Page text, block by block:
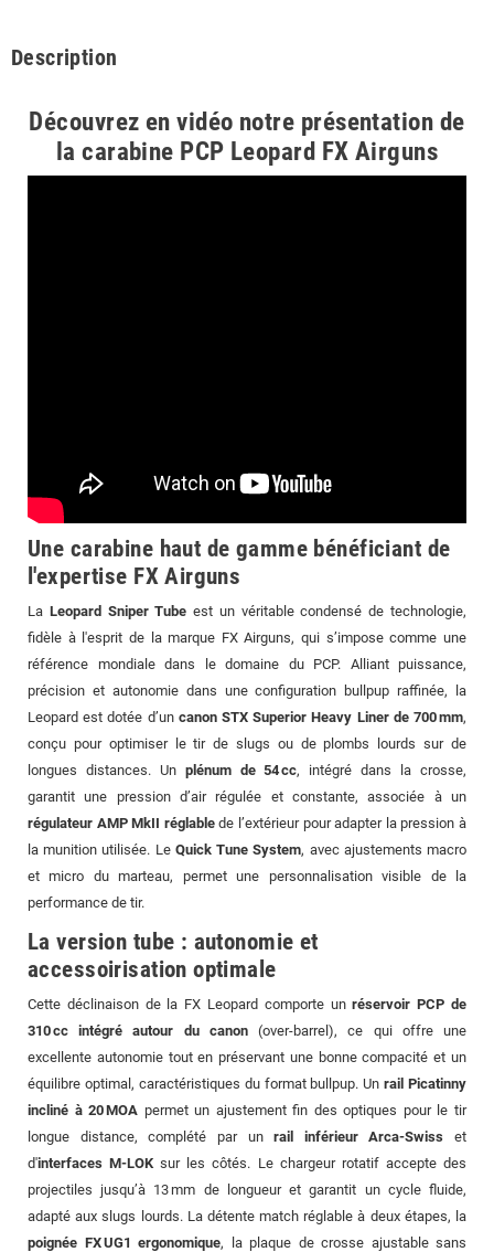
Description
Découvrez en vidéo notre présentation de
la carabine PCP Leopard FX Airguns
Une carabine haut de gamme bénéficiant de
l'expertise FX Airguns
La Leopard Sniper Tube est un véritable condensé de technologie,
fidèle à l'esprit de la marque FX Airguns, qui s’impose comme une
référence mondiale dans le domaine du PCP. Alliant puissance,
précision et autonomie dans une configuration bullpup raffinée, la
Leopard est dotée d’un canon STX Superior Heavy Liner de 700 mm,
conçu pour optimiser le tir de slugs ou de plombs lourds sur de
longues distances. Un plénum de 54 cc, intégré dans la crosse,
garantit une pression d’air régulée et constante, associée à un
régulateur AMP MkII réglablede l’extérieur pour adapter la pression à
la munition utilisée. Le Quick Tune System, avec ajustements macro
et micro du marteau, permet une personnalisation visible de la
performance de tir.
La version tube : autonomie et
accessoirisation optimale
Cette déclinaison de la FX Leopard comporte unréservoir PCP de
310 cc intégré autour du canon(over-barrel), ce qui offre une
excellente autonomie tout en préservant une bonne compacité et un
équilibre optimal, caractéristiques du format bullpup. Unrail Picatinny
incliné à 20 MOA permet un ajustement fin des optiques pour le tir
longue distance, complété par unrail inférieur Arca-Swiss et
d'interfaces M-LOK sur les côtés. Le chargeur rotatif accepte des
projectiles jusqu’à 13 mm de longueur et garantit un cycle fluide,
adapté aux slugs lourds. La détente match réglable à deux étapes, la
poignée FX UG1 ergonomique, la plaque de crosse ajustable sans